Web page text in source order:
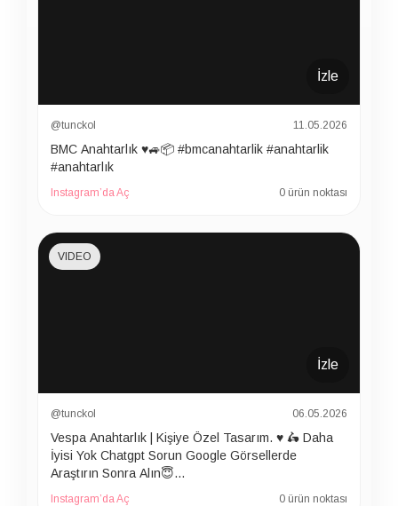
İzle
@tunckol 11.05.2026
BMC Anahtarlık ♥️🚙📦 #bmcanahtarlik #anahtarlik
#anahtarlık
Instagram’da Aç 0 ürün noktası
İzle
VIDEO
@tunckol 06.05.2026
Vespa Anahtarlık | Kişiye Özel Tasarım. ♥️ 🛵 Daha
İyisi Yok Chatgpt Sorun Google Görsellerde
Araştırın Sonra Alın😇…
Instagram’da Aç 0 ürün noktası